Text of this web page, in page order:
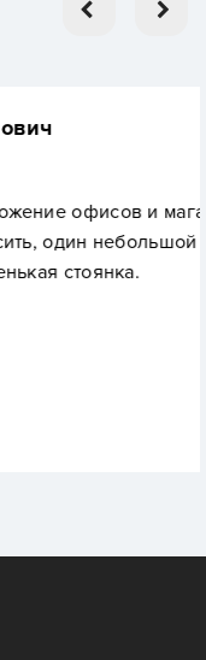
и магазинов,
небольшой